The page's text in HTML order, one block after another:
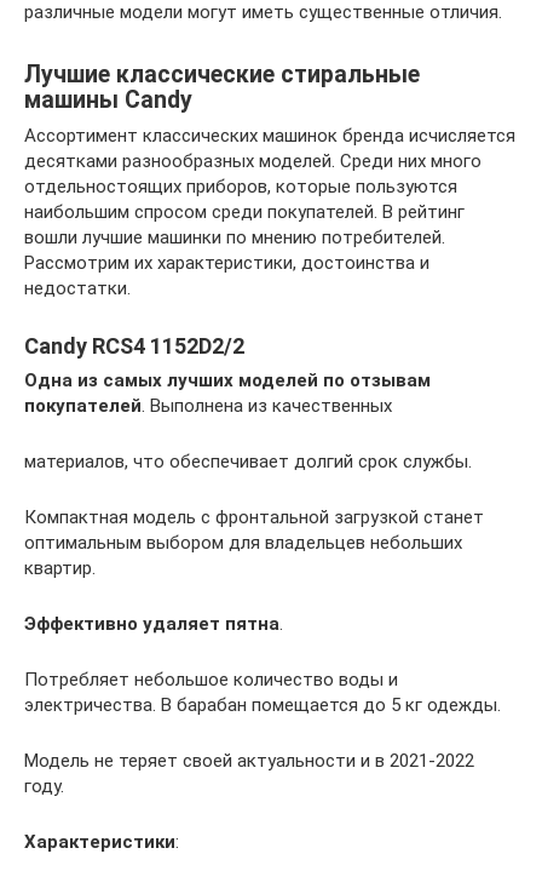
различные модели могут иметь существенные отличия.
Лучшие классические стиральные
машины Candy
Ассортимент классических машинок бренда исчисляется
десятками разнообразных моделей. Среди них много
отдельностоящих приборов, которые пользуются
наибольшим спросом среди покупателей. В рейтинг
вошли лучшие машинки по мнению потребителей.
Рассмотрим их характеристики, достоинства и
недостатки.
Candy RCS4 1152D2/2
Одна из самых лучших моделей по отзывам
покупателей. Выполнена из качественных
материалов, что обеспечивает долгий срок службы.
Компактная модель с фронтальной загрузкой станет
оптимальным выбором для владельцев небольших
квартир.
Эффективно удаляет пятна.
Потребляет небольшое количество воды и
электричества. В барабан помещается до 5 кг одежды.
Модель не теряет своей актуальности и в 2021-2022
году.
Характеристики: